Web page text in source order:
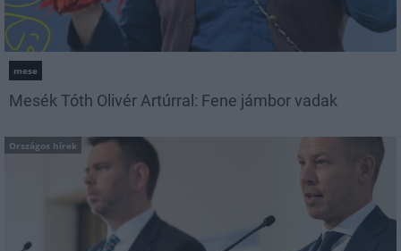
mese
Mesék Tóth Olivér Artúrral: Fene jámbor vadak
Országos hírek